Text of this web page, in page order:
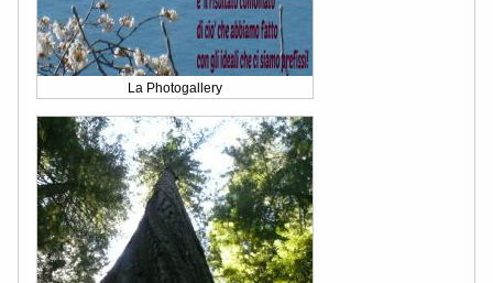
La Photogallery